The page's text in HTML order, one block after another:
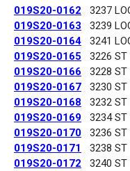
019S20-0162
3237
019S20-0163
3239
019S20-0164
3241
019S20-0165
3226 ST
019S20-0166
3228 ST
019S20-0167
3230 ST
019S20-0168
3232 ST
019S20-0169
3234 ST
019S20-0170
3236 ST
019S20-0171
3238 ST
019S20-0172
3240 ST